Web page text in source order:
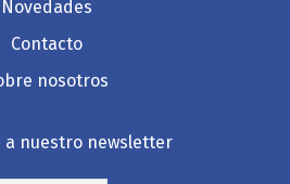
Novedades
Contacto
nosotros
a nuestro newsletter